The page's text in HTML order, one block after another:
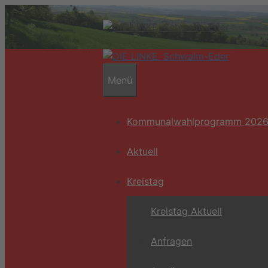
Zum
Inhalt
Menü
Kommunalwahlprogramm 2026
Aktuell
Kreistag
Kreistag Aktuell
Anfragen